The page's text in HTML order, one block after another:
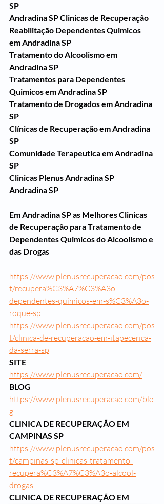
SP
Andradina SP Clinicas de Recuperação
Reabilitação Dependentes Quimicos
em Andradina SP
Tratamento do Alcoolismo em
Andradina SP
Tratamentos para Dependentes
Quimicos em Andradina SP
Tratamento de Drogados em Andradina
SP
Clínicas de Recuperação em Andradina
SP
Comunidade Terapeutica em Andradina
SP
Clinicas Plenus Andradina SP
Andradina SP
Em Andradina SP as Melhores Clinicas
de Recuperação para Tratamento de
Dependentes Quimicos do Alcoolismo e
das Drogas
https://www.plenusrecuperacao.com/pos
t/recupera%C3%A7%C3%A3o-
dependentes-quimicos-em-s%C3%A3o-
roque-sp
https://www.plenusrecuperacao.com/pos
t/clinica-de-recuperacao-em-itapecerica-
da-serra-sp
SITE
https://www.plenusrecuperacao.com/
BLOG
https://www.plenusrecuperacao.com/blo
g
CLINICA DE RECUPERAÇÃO EM
CAMPINAS SP
https://www.plenusrecuperacao.com/pos
t/campinas-sp-clinicas-tratamento-
recupera%C3%A7%C3%A3o-alcool-
drogas
CLINICA DE RECUPERAÇÃO EM